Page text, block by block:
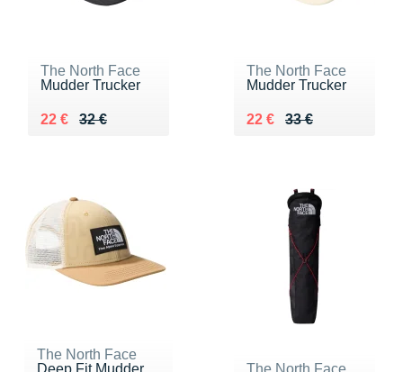
The North Face
Mudder Trucker
32 €
Au lieu de 32 €
22 €
Vendu 22 €
The North Face
Mudder Trucker
33 €
Au lieu de 33 €
22 €
Vendu 22 €
The North Face
Deep Fit Mudder
The North Face